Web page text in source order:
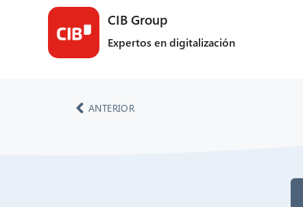
CIB Group
Expertos en digitalización
ANTERIOR